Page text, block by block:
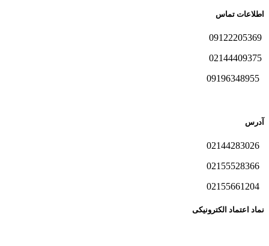
اطلاعات تماس
آدرس
نماد اعتماد الکترونیکی